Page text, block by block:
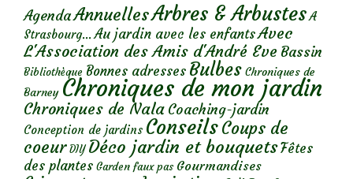
AgendaAnnuellesArbres & Arbustes A
Strasbourg... Au jardin avec les enfantsAvec
L'Association des Amis d'André Eve Bassin
Bibliothèque Bonnes adresses Bulbes Chroniques de
Barney Chroniques de mon jardin
Chroniques de Nala Coaching-jardin
Conception de jardins ConseilsCoups de
coeur DIY Déco jardin et bouquetsFêtes
des plantes Garden faux pas Gourmandises